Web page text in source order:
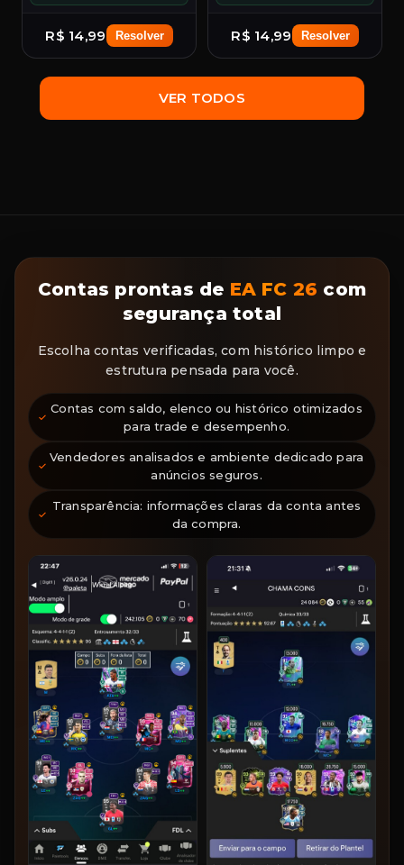
R$ 14,99 Resolver R$ 14,99 Resolver
VER TODOS
Contas prontas de EA FC 26 com
segurança total
Escolha contas verificadas, com histórico limpo e
estrutura pensada para você.
Contas com saldo, elenco ou histórico otimizados
para trade e desempenho.
Vendedores analisados e ambiente dedicado para
anúncios seguros.
Transparência: informações claras da conta antes
da compra.